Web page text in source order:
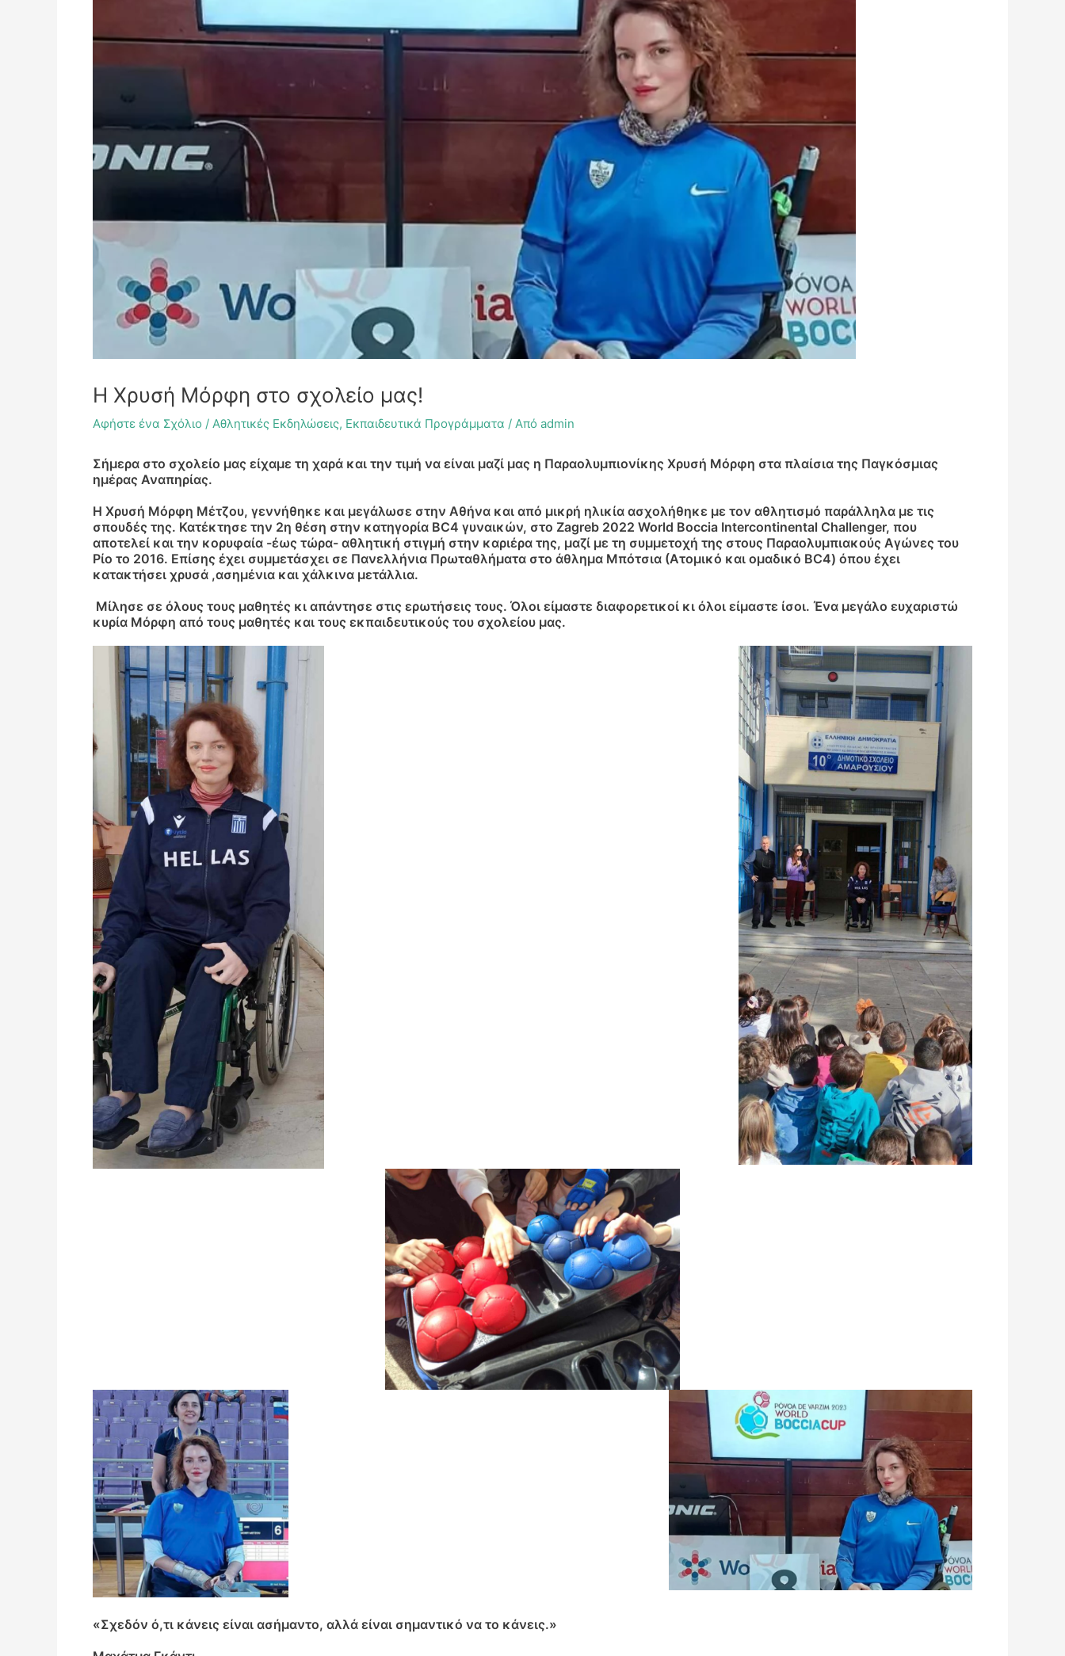
Η Χρυσή Μόρφη στο σχολείο μας!
Αφήστε ένα Σχόλιο / Αθλητικές Εκδηλώσεις, Εκπαιδευτικά Προγράμματα / Από admin
Σήμερα στο σχολείο μας είχαμε τη χαρά και την τιμή να είναι μαζί μας η Παραολυμπιονίκης Χρυσή Μόρφη στα πλαίσια της Παγκόσμιας
ημέρας Αναπηρίας.
Η Χρυσή Μόρφη Μέτζου, γεννήθηκε και μεγάλωσε στην Αθήνα και από μικρή ηλικία ασχολήθηκε με τον αθλητισμό παράλληλα με τις
σπουδές της. Κατέκτησε την 2η θέση στην κατηγορία BC4 γυναικών, στο Zagreb 2022 World Boccia Intercontinental Challenger, που
αποτελεί και την κορυφαία -έως τώρα- αθλητική στιγμή στην καριέρα της, μαζί με τη συμμετοχή της στους Παραολυμπιακούς Αγώνες του
Ρίο το 2016. Επίσης έχει συμμετάσχει σε Πανελλήνια Πρωταθλήματα στο άθλημα Μπότσια (Ατομικό και ομαδικό BC4) όπου έχει
κατακτήσει χρυσά ,ασημένια και χάλκινα μετάλλια.
Μίλησε σε όλους τους μαθητές κι απάντησε στις ερωτήσεις τους. Όλοι είμαστε διαφορετικοί κι όλοι είμαστε ίσοι. Ένα μεγάλο ευχαριστώ
κυρία Μόρφη από τους μαθητές και τους εκπαιδευτικούς του σχολείου μας.
«Σχεδόν ό,τι κάνεις είναι ασήμαντο, αλλά είναι σημαντικό να το κάνεις.»